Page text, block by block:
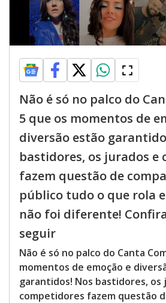
Não é só no palco do
5 que os momentos de
diversão estão
bastidores, os jurados e
fazem questão de
público tudo o que rola
não foi diferente!
seguir
Não é só no palco do Canta
momentos de emoção e
garantidos! Nos bastidores, os
competidores fazem questão